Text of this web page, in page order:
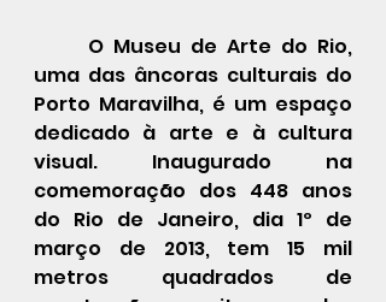
uma das âncoras culturais do
Porto Maravilha, é um espaço
dedicado à arte e à cultura
visual. Inaugurado na
comemoração dos 448 anos
do Rio de Janeiro, dia 1º de
março de 2013, tem 15 mil
metros quadrados de